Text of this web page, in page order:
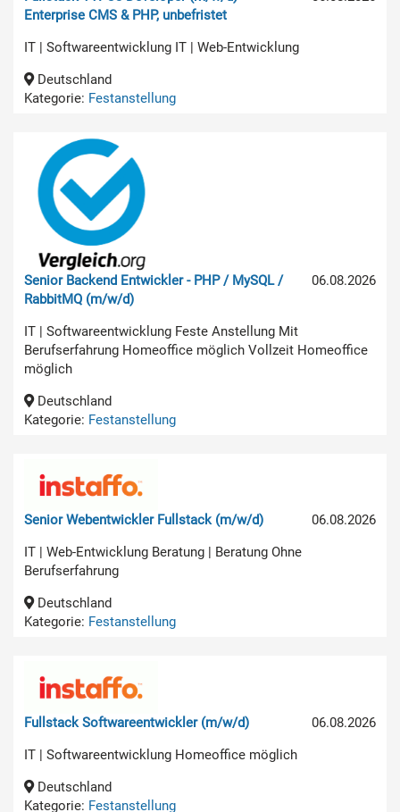
Enterprise CMS & PHP, unbefristet
IT | Softwareentwicklung IT | Web-Entwicklung
Deutschland
Kategorie: Festanstellung
06.08.2026
Senior Backend Entwickler - PHP / MySQL /
RabbitMQ (m/w/d)
IT | Softwareentwicklung Feste Anstellung Mit
Berufserfahrung Homeoffice möglich Vollzeit Homeoffice
möglich
Deutschland
Kategorie: Festanstellung
06.08.2026
Senior Webentwickler Fullstack (m/w/d)
IT | Web-Entwicklung Beratung | Beratung Ohne
Berufserfahrung
Deutschland
Kategorie: Festanstellung
06.08.2026
Fullstack Softwareentwickler (m/w/d)
IT | Softwareentwicklung Homeoffice möglich
Deutschland
Kategorie: Festanstellung